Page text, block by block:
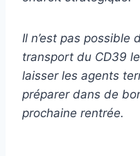
Il n’est pas possible
transport du CD39
laisser les agents
préparer dans de
prochaine rentrée.